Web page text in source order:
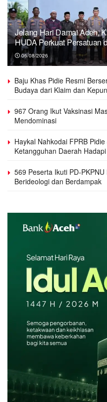
Jelang Hari Damai Aceh,
HUDA Perkuat Persatuan
06/08/2026
Baju Khas Pidie Resmi
Budaya dari Klaim dan
967 Orang Ikut Vaksinasi
Mendominasi
Haykal Nahkodai FPRB
Ketangguhan Daerah
569 Peserta Ikuti PD-
Berideologi dan Berdampak